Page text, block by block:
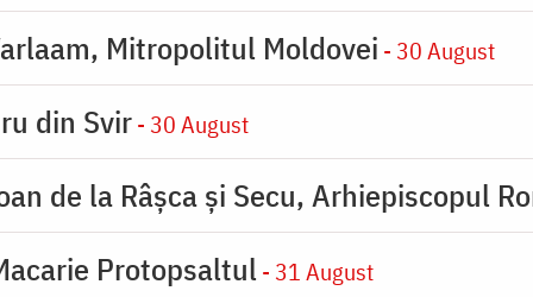
Mitropolitul Moldovei - 30 August
din Svir- 30 August
de la Râşca şi Secu, Arhiepiscopul
Protopsaltul - 31 August